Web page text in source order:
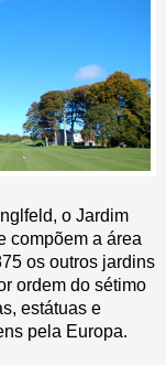
o Jardim
compõem a área
os outros jardins
ordem do sétimo
estátuas e
pela Europa.